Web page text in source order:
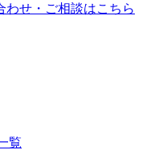
わせ・ご相談はこちら
覧